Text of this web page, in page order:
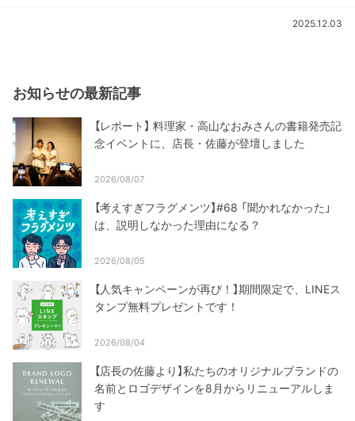
2025.12.03
お知らせの最新記事
【レポート】 料理家・高山なおみさんの書籍発売記
念イベントに、店長・佐藤が登壇しました
2026/08/07
【考えすぎフラグメンツ】#68 「聞かれなかった」
は、説明しなかった理由になる？
2026/08/05
【人気キャンペーンが再び！】期間限定で、LINEス
タンプ無料プレゼントです！
2026/08/04
【店長の佐藤より】私たちのオリジナルブランドの
名前とロゴデザインを8月からリニューアルしま
す